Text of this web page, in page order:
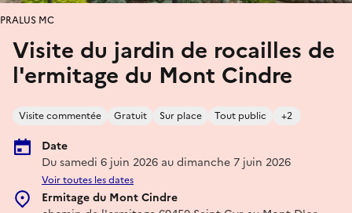
Visite du jardin de rocailles de
l'ermitage du Mont Cindre
Visite commentée Gratuit Sur place Tout public +2
Date
Du samedi 6 juin 2026 au dimanche 7 juin 2026
Voir toutes les dates
Ermitage du Mont Cindre
PRALUS MC